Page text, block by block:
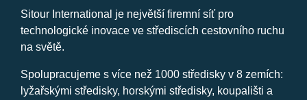
Sitour International je největší firemní síť pro
technologické inovace ve střediscích cestovního ruchu
na světě.
Spolupracujeme s více než 1000 středisky v 8 zemích:
lyžařskými středisky, horskými středisky, koupališti a